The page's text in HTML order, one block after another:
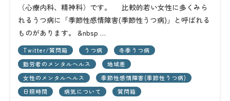
（心療内科、精神科）です。 比較的若い女性に多くみら
れるうつ病に「季節性感情障害(季節性うつ病)」と呼ばれる
ものがあります。 &nbsp …
Twitter/質問箱 うつ病
冬季うつ病
勤労者のメンタルヘルス
地域差
女性のメンタルヘルス
季節性感情障害(季節性うつ病)
日照時間
病気について 質問箱